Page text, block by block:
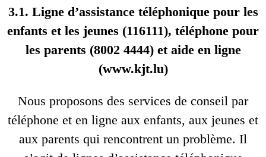
3.1. Ligne d’assistance téléphonique pour les
enfants et les jeunes (116111), téléphone pour
les parents (8002 4444) et aide en ligne
(www.kjt.lu)
Nous proposons des services de conseil par
téléphone et en ligne aux enfants, aux jeunes et
aux parents qui rencontrent un problème. Il